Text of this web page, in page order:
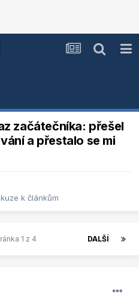
začátečníka: přešel
a přestalo se mi
k článkům
DALŠÍ
1 z 4